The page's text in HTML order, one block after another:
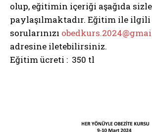
olup, eğitimin içeriği aşağıda
paylaşılmaktadır. Eğitim ile
sorularınızı
adresine iletebilirsiniz.
Eğitim ücreti : 350 tl